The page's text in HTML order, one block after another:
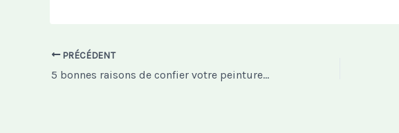
PRÉCÉDENT
5 bonnes raisons de confier votre peinture résidentielle à un expert du métier